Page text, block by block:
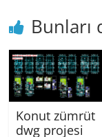
Bunları
Konut zümrüt
dwg projesi